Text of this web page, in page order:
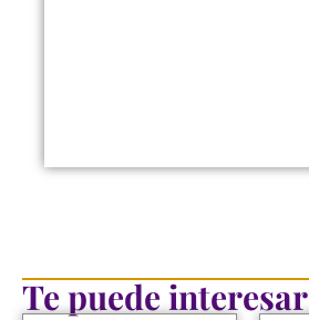
Te puede interesar